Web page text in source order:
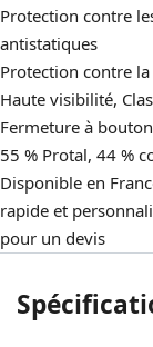
Protection contre
antistatiques
Protection contre
Haute visibilité,
Fermeture à
55 % Protal, 44 %
Disponible en
rapide et
pour un devis